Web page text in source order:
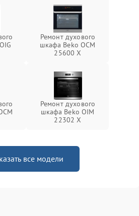
Ремонт духового
шкафа Beko OCM
25600 X
Ремонт духового
шкафа Beko OIM
22302 X
все модели